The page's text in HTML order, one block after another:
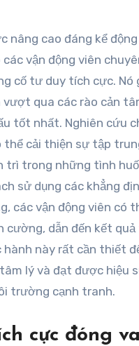
nâng cao đáng kể
vận động viên
cố tư duy tích cực. Nó
vượt qua các rào cản
tốt nhất. Nghiên cứu
thể cải thiện sự tập
trì trong những tình
sử dụng các khẳng
các vận động viên có
cường, dẫn đến kết quả
này rất cần thiết
lý và đạt được hiệu
trường cạnh tranh.
cực đóng